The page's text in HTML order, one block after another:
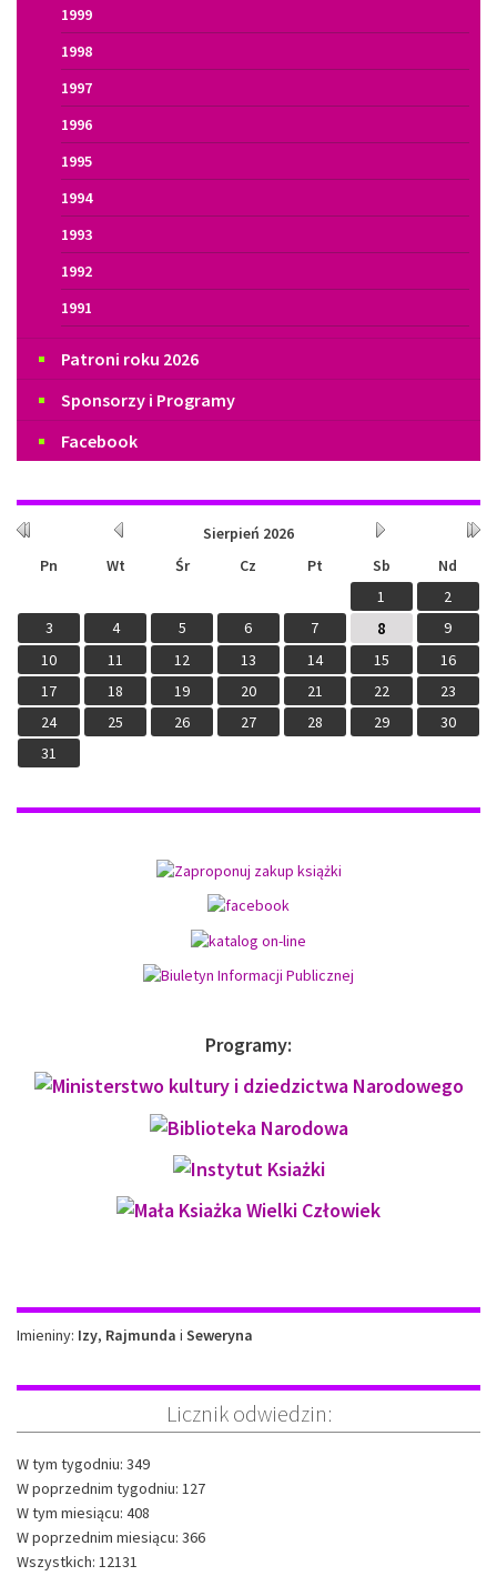
1999
1998
1997
1996
1995
1994
1993
1992
1991
Patroni roku 2026
Sponsorzy i Programy
Facebook
Kalendarium
Rok
Miesiąc
Sierpień 2026
Miesiąc
Rok
Pn Wt Śr Cz Pt Sb
Nd
1
2
3
4 5 6 7 8
9
10
11 12 13 14 15
16
17
18 19 20 21 22
23
24
25 26 27 28 29
30
31
Programy:
Imieniny
Imieniny: Izy, Rajmunda i Seweryna
Licznik odwiedzin:
W tym tygodniu: 349
W poprzednim tygodniu: 127
W tym miesiącu: 408
W poprzednim miesiącu: 366
Wszystkich: 12131